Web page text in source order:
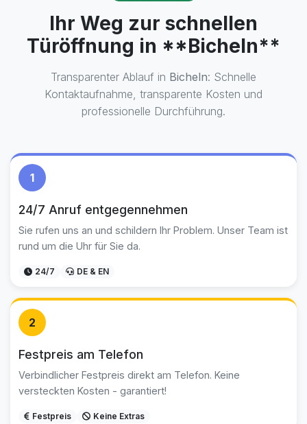
Ihr Weg zur schnellen
Türöffnung in **Bicheln**
Transparenter Ablauf in Bicheln: Schnelle
Kontaktaufnahme, transparente Kosten und
professionelle Durchführung.
1
24/7 Anruf entgegennehmen
Sie rufen uns an und schildern Ihr Problem. Unser Team ist
rund um die Uhr für Sie da.
24/7 DE & EN
2
Festpreis am Telefon
Verbindlicher Festpreis direkt am Telefon. Keine
versteckten Kosten - garantiert!
Festpreis Keine Extras